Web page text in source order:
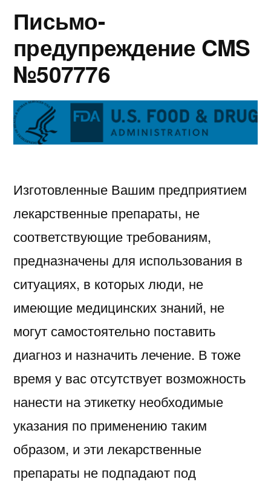
Письмо-
предупреждение CMS
№507776
Изготовленные Вашим предприятием
лекарственные препараты, не
соответствующие требованиям,
предназначены для использования в
ситуациях, в которых люди, не
имеющие медицинских знаний, не
могут самостоятельно поставить
диагноз и назначить лечение. В тоже
время у вас отсутствует возможность
нанести на этикетку необходимые
указания по применению таким
образом, и эти лекарственные
препараты не подпадают под